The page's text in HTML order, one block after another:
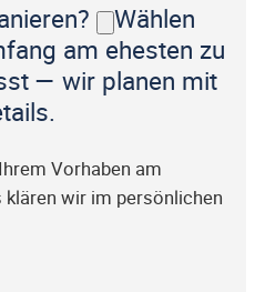
Wählen
am ehesten zu
— wir planen mit
Vorhaben am
wir im persönlichen